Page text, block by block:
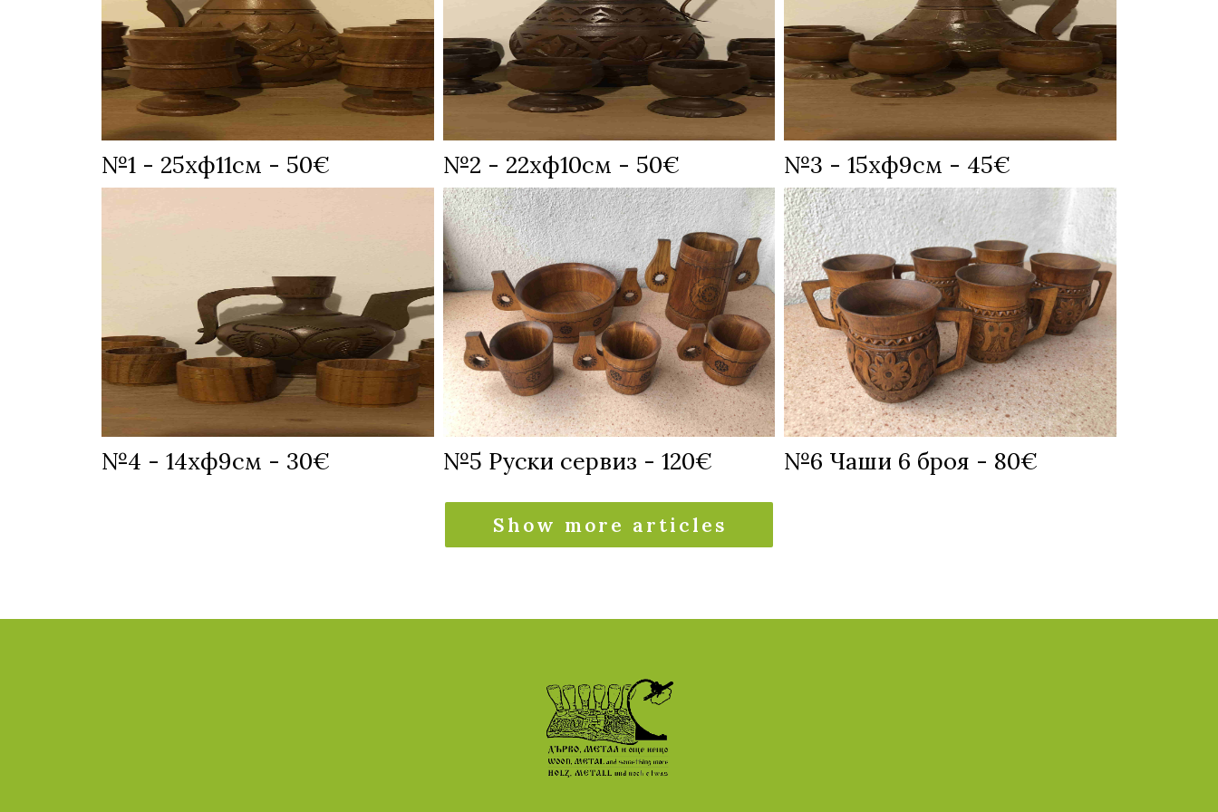
№1 - 25хф11см - 50€ №2 - 22хф10см - 50€ №3 - 15хф9см - 45€
№4 - 14хф9см - 30€ №5 Руски сервиз - 120€ №6 Чаши 6 броя - 80€
Show more articles